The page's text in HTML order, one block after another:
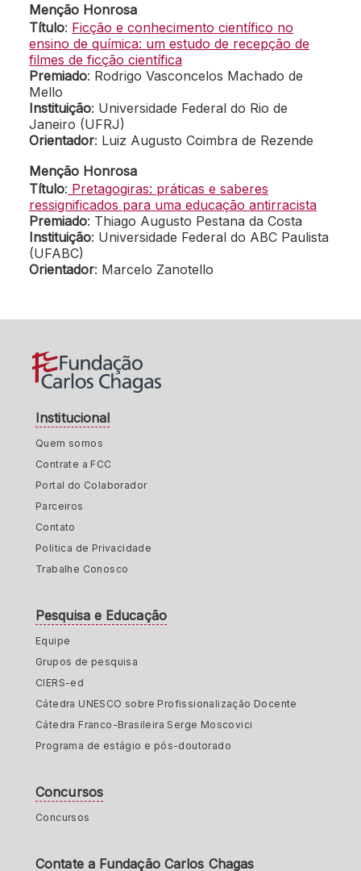
Menção Honrosa
Título: Ficção e conhecimento científico no
ensino de química: um estudo de recepção de
filmes de ficção científica
Premiado: Rodrigo Vasconcelos Machado de
Mello
Instituição: Universidade Federal do Rio de
Janeiro (UFRJ)
Orientador: Luiz Augusto Coimbra de Rezende
Menção Honrosa
Título: Pretagogiras: práticas e saberes
ressignificados para uma educação antirracista
Premiado: Thiago Augusto Pestana da Costa
Instituição: Universidade Federal do ABC Paulista
(UFABC)
Orientador: Marcelo Zanotello
Institucional
Quem somos
Contrate a FCC
Portal do Colaborador
Parceiros
Contato
Política de Privacidade
Trabalhe Conosco
Pesquisa e Educação
Equipe
Grupos de pesquisa
CIERS-ed
Cátedra UNESCO sobre Profissionalização Docente
Cátedra Franco-Brasileira Serge Moscovici
Programa de estágio e pós-doutorado
Concursos
Concursos
Contate a Fundação Carlos Chagas